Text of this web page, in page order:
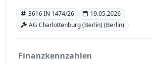
3616 IN 1474/26
19.05.2026
AG Charlottenburg (Berlin) (Berlin)
Finanzkennzahlen